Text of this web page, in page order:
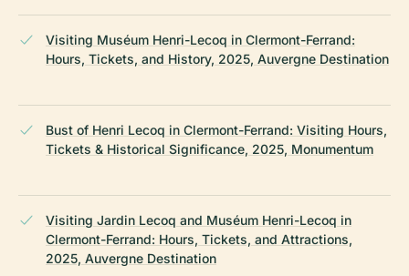
Visiting Muséum Henri-Lecoq in Clermont-Ferrand:
Hours, Tickets, and History, 2025, Auvergne Destination
Bust of Henri Lecoq in Clermont-Ferrand: Visiting Hours,
Tickets & Historical Significance, 2025, Monumentum
Visiting Jardin Lecoq and Muséum Henri-Lecoq in
Clermont-Ferrand: Hours, Tickets, and Attractions,
2025, Auvergne Destination